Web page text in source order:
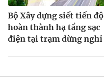
Bộ Xây dựng siết tiến độ
hoàn thành hạ tầng sạc
điện tại trạm dừng nghỉ